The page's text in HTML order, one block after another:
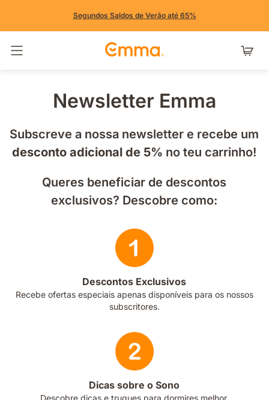
Segundos Saldos de Verão até 65%
Newsletter Emma
Subscreve a nossa newsletter e recebe um
desconto adicional de 5% no teu carrinho!
Queres beneficiar de descontos
exclusivos? Descobre como:
Descontos Exclusivos
Recebe ofertas especiais apenas disponíveis para os nossos
subscritores.
Dicas sobre o Sono
Descobre dicas e truques para dormires melhor.